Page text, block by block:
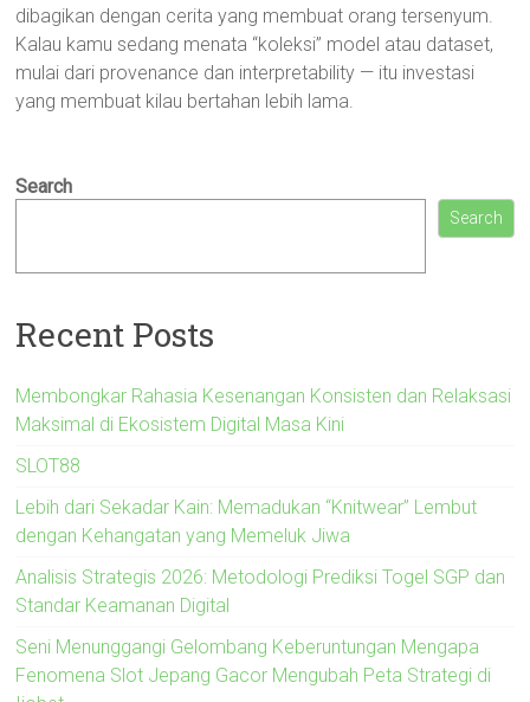
dibagikan dengan cerita yang membuat orang tersenyum.
Kalau kamu sedang menata “koleksi” model atau dataset,
mulai dari provenance dan interpretability — itu investasi
yang membuat kilau bertahan lebih lama.
Search
Search
Recent Posts
Membongkar Rahasia Kesenangan Konsisten dan Relaksasi
Maksimal di Ekosistem Digital Masa Kini
SLOT88
Lebih dari Sekadar Kain: Memadukan “Knitwear” Lembut
dengan Kehangatan yang Memeluk Jiwa
Analisis Strategis 2026: Metodologi Prediksi Togel SGP dan
Standar Keamanan Digital
Seni Menunggangi Gelombang Keberuntungan Mengapa
Fenomena Slot Jepang Gacor Mengubah Peta Strategi di